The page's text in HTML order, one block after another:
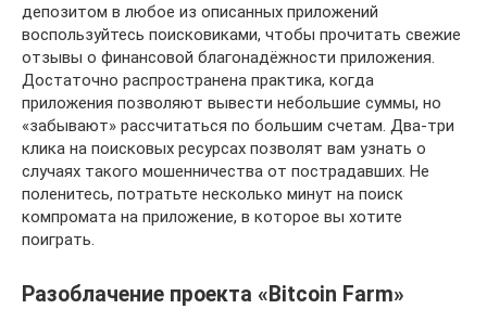
депозитом в любое из описанных приложений
воспользуйтесь поисковиками, чтобы прочитать свежие
отзывы о финансовой благонадёжности приложения.
Достаточно распространена практика, когда
приложения позволяют вывести небольшие суммы, но
«забывают» рассчитаться по большим счетам. Два-три
клика на поисковых ресурсах позволят вам узнать о
случаях такого мошенничества от пострадавших. Не
поленитесь, потратьте несколько минут на поиск
компромата на приложение, в которое вы хотите
поиграть.
Разоблачение проекта «Bitcoin Farm»